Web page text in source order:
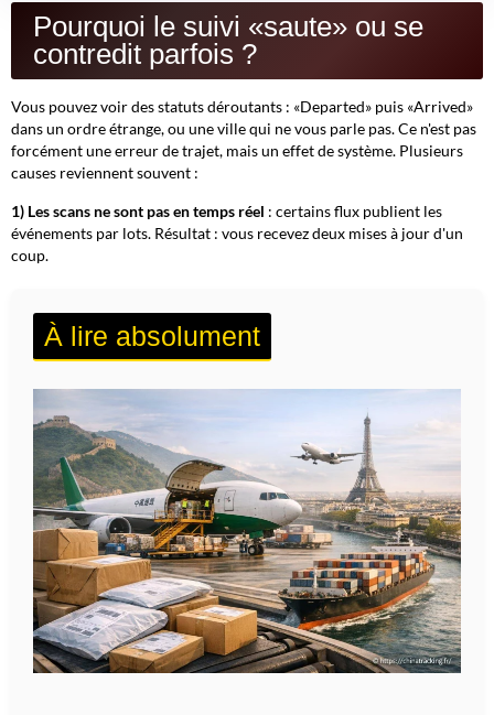
Pourquoi le suivi «saute» ou se
contredit parfois ?
Vous pouvez voir des statuts déroutants : «Departed» puis «Arrived»
dans un ordre étrange, ou une ville qui ne vous parle pas. Ce n'est pas
forcément une erreur de trajet, mais un effet de système. Plusieurs
causes reviennent souvent :
1) Les scans ne sont pas en temps réel : certains flux publient les
événements par lots. Résultat : vous recevez deux mises à jour d'un
coup.
À lire absolument